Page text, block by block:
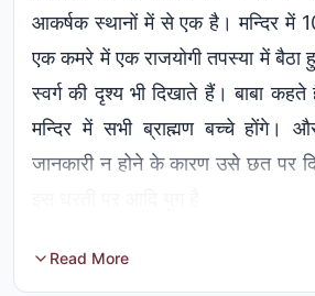
आकर्षक स्थानों में से एक है। मन्दिर
एक कमरे में एक राजयोगी तपस्या में
स्वर्ग की दृश्य भी दिखाते हैं। बाबा कहते
मन्दिर में सभी ब्राह्मण बच्चे होंगे।
जानकारी न होने के कारण उसे छत पर
Read More